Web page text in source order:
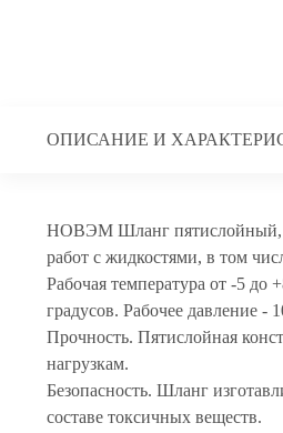
ОПИСАНИЕ И
НОВЭМ Шланг пятислойный,
работ с жидкостями, в том
Рабочая температура от -5 до
градусов. Рабочее давление -
Прочность. Пятислойная
нагрузкам.
Безопасность. Шланг
составе токсичных веществ.